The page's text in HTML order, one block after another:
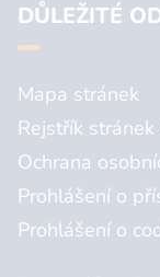
DŮLEŽITÉ
Mapa stránek
Rejstřík
Ochrana
Prohlášení o
Prohlášení o